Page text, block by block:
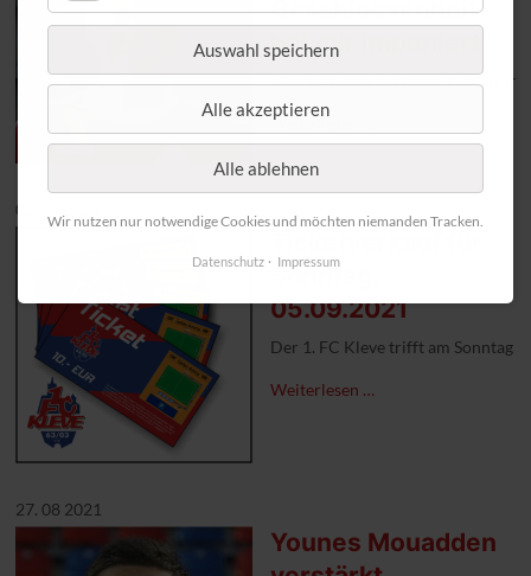
Geschlossenheit
hat mir imponiert"
Oberliga-Kapitän Fabio Forster im
Weiterlesen …
02. 09 2021
Sonntag,
05.09.2021
Der 1. FC Kleve trifft am Sonntag
Weiterlesen …
27. 08 2021
Younes Mouadden
Auswahl speichern
Alle akzeptieren
Alle ablehnen
Wir nutzen nur notwendige Cookies und möchten niemanden Tracken.
Datenschutz Impressum